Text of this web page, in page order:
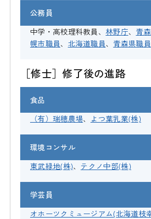
公務員
中学・高校理科教員、林野庁、 青
幌市職員、 北海道職員、 青森県職員
［修士］修了後の進路
食品
（有）瑞穂農場、 よつ葉乳業(株)
環境コンサル
東武緑地(株)、 テクノ中部(株)
学芸員
オホーツクミュージアム(北海道枝